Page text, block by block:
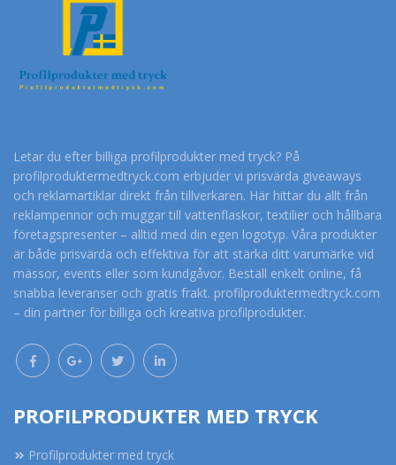
Letar du efter billiga profilprodukter med tryck? På
profilproduktermedtryck.com erbjuder vi prisvärda giveaways
och reklamartiklar direkt från tillverkaren. Här hittar du allt från
reklampennor och muggar till vattenflaskor, textilier och hållbara
företagspresenter – alltid med din egen logotyp. Våra produkter
är både prisvärda och effektiva för att stärka ditt varumärke vid
mässor, events eller som kundgåvor. Beställ enkelt online, få
snabba leveranser och gratis frakt. profilproduktermedtryck.com
– din partner för billiga och kreativa profilprodukter.
PROFILPRODUKTER MED TRYCK
Profilprodukter med tryck